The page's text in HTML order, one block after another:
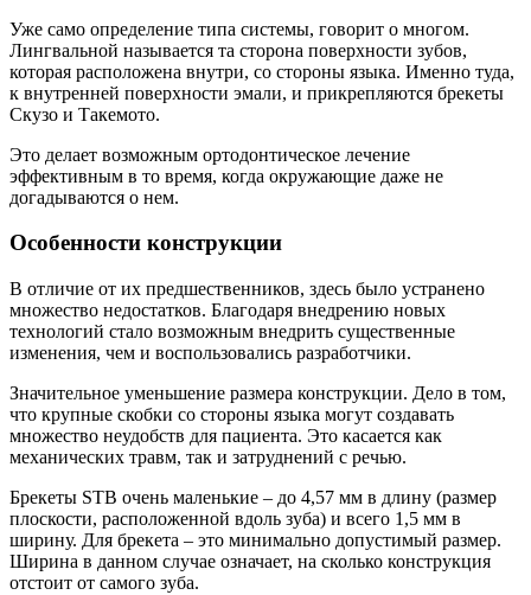
Уже само определение типа системы, говорит о многом.
Лингвальной называется та сторона поверхности зубов,
которая расположена внутри, со стороны языка. Именно туда,
к внутренней поверхности эмали, и прикрепляются брекеты
Скузо и Такемото.
Это делает возможным ортодонтическое лечение
эффективным в то время, когда окружающие даже не
догадываются о нем.
Особенности конструкции
В отличие от их предшественников, здесь было устранено
множество недостатков. Благодаря внедрению новых
технологий стало возможным внедрить существенные
изменения, чем и воспользовались разработчики.
Значительное уменьшение размера конструкции. Дело в том,
что крупные скобки со стороны языка могут создавать
множество неудобств для пациента. Это касается как
механических травм, так и затруднений с речью.
Брекеты STB очень маленькие – до 4,57 мм в длину (размер
плоскости, расположенной вдоль зуба) и всего 1,5 мм в
ширину. Для брекета – это минимально допустимый размер.
Ширина в данном случае означает, на сколько конструкция
отстоит от самого зуба.